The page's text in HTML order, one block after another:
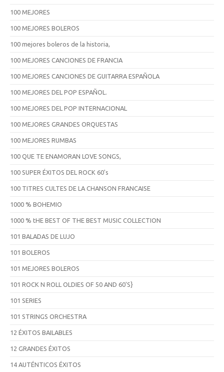
100 MEJORES
100 MEJORES BOLEROS
100 mejores boleros de la historia,
100 MEJORES CANCIONES DE FRANCIA
100 MEJORES CANCIONES DE GUITARRA ESPAÑOLA
100 MEJORES DEL POP ESPAÑOL.
100 MEJORES DEL POP INTERNACIONAL
100 MEJORES GRANDES ORQUESTAS
100 MEJORES RUMBAS
100 QUE TE ENAMORAN LOVE SONGS,
100 SUPER ÉXITOS DEL ROCK 60's
100 TITRES CULTES DE LA CHANSON FRANCAISE
1000 % BOHEMIO
1000 % tHE BEST OF THE BEST MUSIC COLLECTION
101 BALADAS DE LUJO
101 BOLEROS
101 MEJORES BOLEROS
101 ROCK N ROLL OLDIES OF 50 AND 60'S}
101 SERIES
101 STRINGS ORCHESTRA
12 ÉXITOS BAILABLES
12 GRANDES ÉXITOS
14 AUTÉNTICOS ÉXITOS